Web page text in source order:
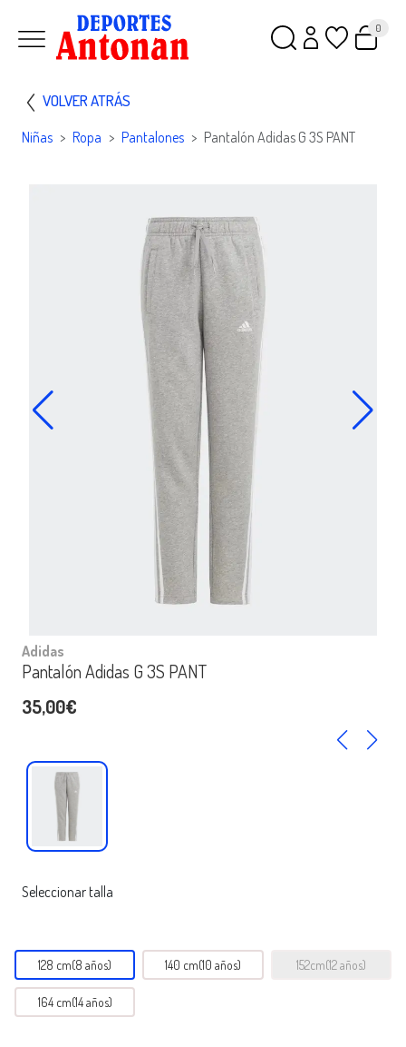
0
VOLVER ATRÁS
Niñas Ropa Pantalones Pantalón Adidas G 3S PANT
Adidas
Pantalón Adidas G 3S PANT
35,00€
Seleccionar talla
128 cm(8 años) 140 cm(10 años) 152cm(12 años)
164 cm(14 años)